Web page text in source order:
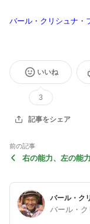
バール・クリシュナ・
いいね
3
記事をシェア
前の記事
右の能力、左の能力
バール・ク
バール・